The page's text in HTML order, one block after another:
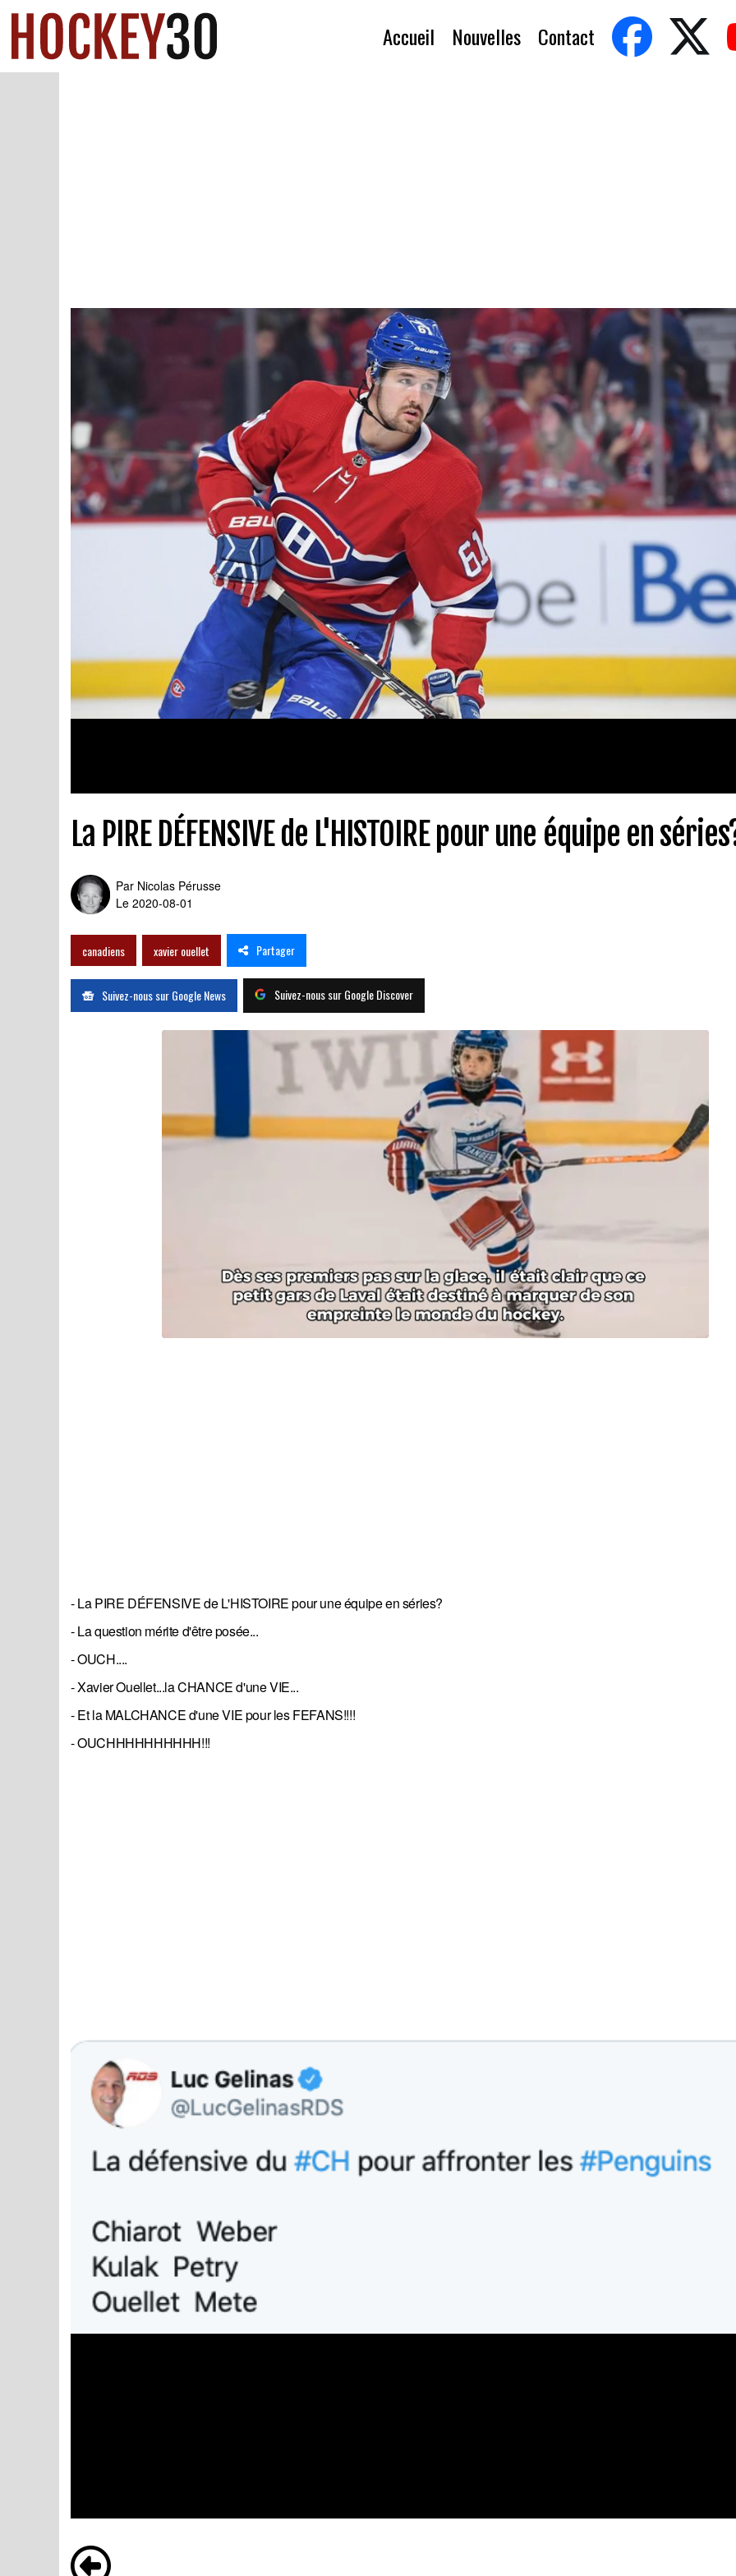
Accueil Nouvelles Contact
La PIRE DÉFENSIVE de L'HISTOIRE pour une équipe en
Par Nicolas Pérusse
Le 2020-08-01
canadiens xavier ouellet Partager
Suivez-nous sur Google News Suivez-nous sur Google Discover
- La PIRE DÉFENSIVE de L'HISTOIRE pour une équipe en séries?
- La question mérite d'être posée...
- OUCH....
- Xavier Ouellet...la CHANCE d'une VIE...
- Et la MALCHANCE d'une VIE pour les FEFANS!!!!
- OUCHHHHHHHHHH!!!